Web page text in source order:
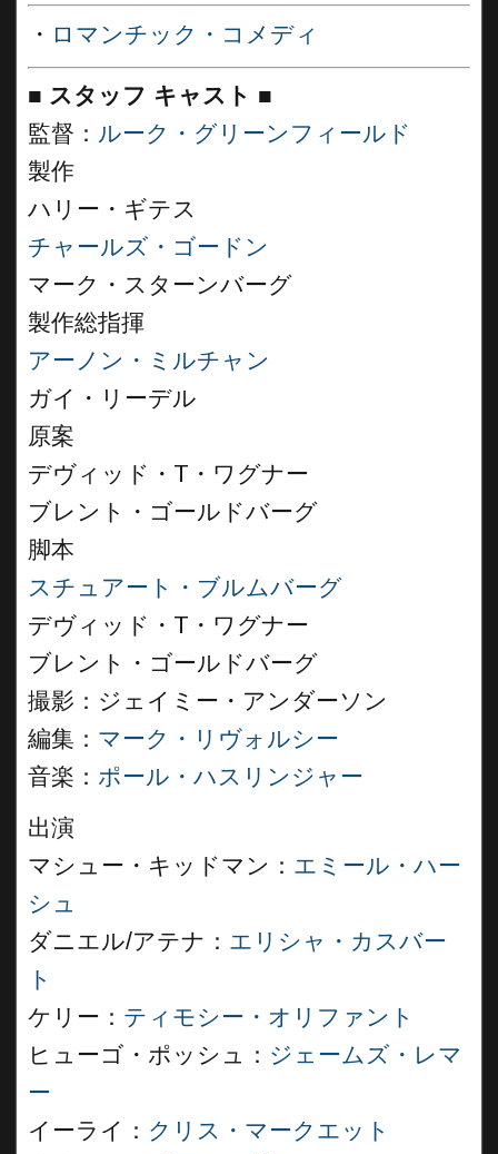
・ ロマンチック・コメディ
■ スタッフ キャスト ■
監督： ルーク・グリーンフィールド
製作
ハリー・ギテス
チャールズ・ゴードン
マーク・スターンバーグ
製作総指揮
アーノン・ミルチャン
ガイ・リーデル
原案
デヴィッド・T・ワグナー
ブレント・ゴールドバーグ
脚本
スチュアート・ブルムバーグ
デヴィッド・T・ワグナー
ブレント・ゴールドバーグ
撮影：ジェイミー・アンダーソン
編集： マーク・リヴォルシー
音楽： ポール・ハスリンジャー
出演
マシュー・キッドマン： エミール・ハー
シュ
ダニエル/アテナ： エリシャ・カスバー
ト
ケリー： ティモシー・オリファント
ヒューゴ・ポッシュ： ジェームズ・レマ
ー
イーライ： クリス・マークエット